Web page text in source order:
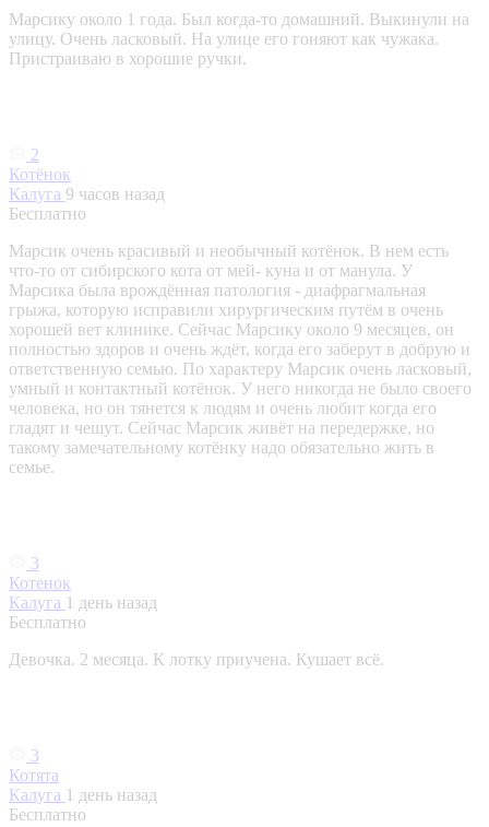
Марсику около 1 года. Был когда-то домашний. Выкинули на
улицу. Очень ласковый. На улице его гоняют как чужака.
Пристраиваю в хорошие ручки.
2
Котёнок
Калуга 9 часов назад
Бесплатно
Марсик очень красивый и необычный котёнок. В нем есть
что-то от сибирского кота от мей- куна и от манула. У
Марсика была врождённая патология - диафрагмальная
грыжа, которую исправили хирургическим путём в очень
хорошей вет клинике. Сейчас Марсику около 9 месяцев, он
полностью здоров и очень ждёт, когда его заберут в добрую и
ответственную семью. По характеру Марсик очень ласковый,
умный и контактный котёнок. У него никогда не было своего
человека, но он тянется к людям и очень любит когда его
гладят и чешут. Сейчас Марсик живёт на передержке, но
такому замечательному котёнку надо обязательно жить в
семье.
3
Котенок
Калуга 1 день назад
Бесплатно
Девочка. 2 месяца. К лотку приучена. Кушает всё.
3
Котята
Калуга 1 день назад
Бесплатно